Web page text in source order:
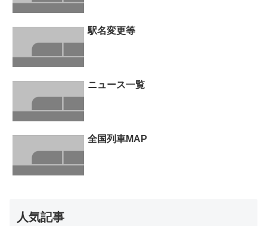
駅名変更等
ニュース一覧
全国列車MAP
人気記事